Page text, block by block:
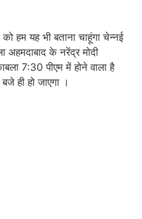
हम यह भी बताना चाहूंगा चेन्नई
के नरेंद्र मोदी
7:30 पीएम में होने वाला है
ही हो जाएगा ।